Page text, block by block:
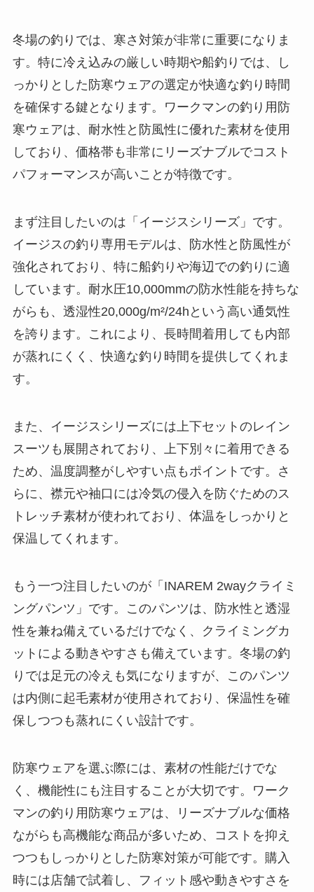
冬場の釣りでは、寒さ対策が非常に重要になりま
す。特に冷え込みの厳しい時期や船釣りでは、し
っかりとした防寒ウェアの選定が快適な釣り時間
を確保する鍵となります。ワークマンの釣り用防
寒ウェアは、耐水性と防風性に優れた素材を使用
しており、価格帯も非常にリーズナブルでコスト
パフォーマンスが高いことが特徴です。
まず注目したいのは「イージスシリーズ」です。
イージスの釣り専用モデルは、防水性と防風性が
強化されており、特に船釣りや海辺での釣りに適
しています。耐水圧10,000mmの防水性能を持ちな
がらも、透湿性20,000g/m²/24hという高い通気性
を誇ります。これにより、長時間着用しても内部
が蒸れにくく、快適な釣り時間を提供してくれま
す。
また、イージスシリーズには上下セットのレイン
スーツも展開されており、上下別々に着用できる
ため、温度調整がしやすい点もポイントです。さ
らに、襟元や袖口には冷気の侵入を防ぐためのス
トレッチ素材が使われており、体温をしっかりと
保温してくれます。
もう一つ注目したいのが「INAREM 2wayクライミ
ングパンツ」です。このパンツは、防水性と透湿
性を兼ね備えているだけでなく、クライミングカ
ットによる動きやすさも備えています。冬場の釣
りでは足元の冷えも気になりますが、このパンツ
は内側に起毛素材が使用されており、保温性を確
保しつつも蒸れにくい設計です。
防寒ウェアを選ぶ際には、素材の性能だけでな
く、機能性にも注目することが大切です。ワーク
マンの釣り用防寒ウェアは、リーズナブルな価格
ながらも高機能な商品が多いため、コストを抑え
つつもしっかりとした防寒対策が可能です。購入
時には店舗で試着し、フィット感や動きやすさを